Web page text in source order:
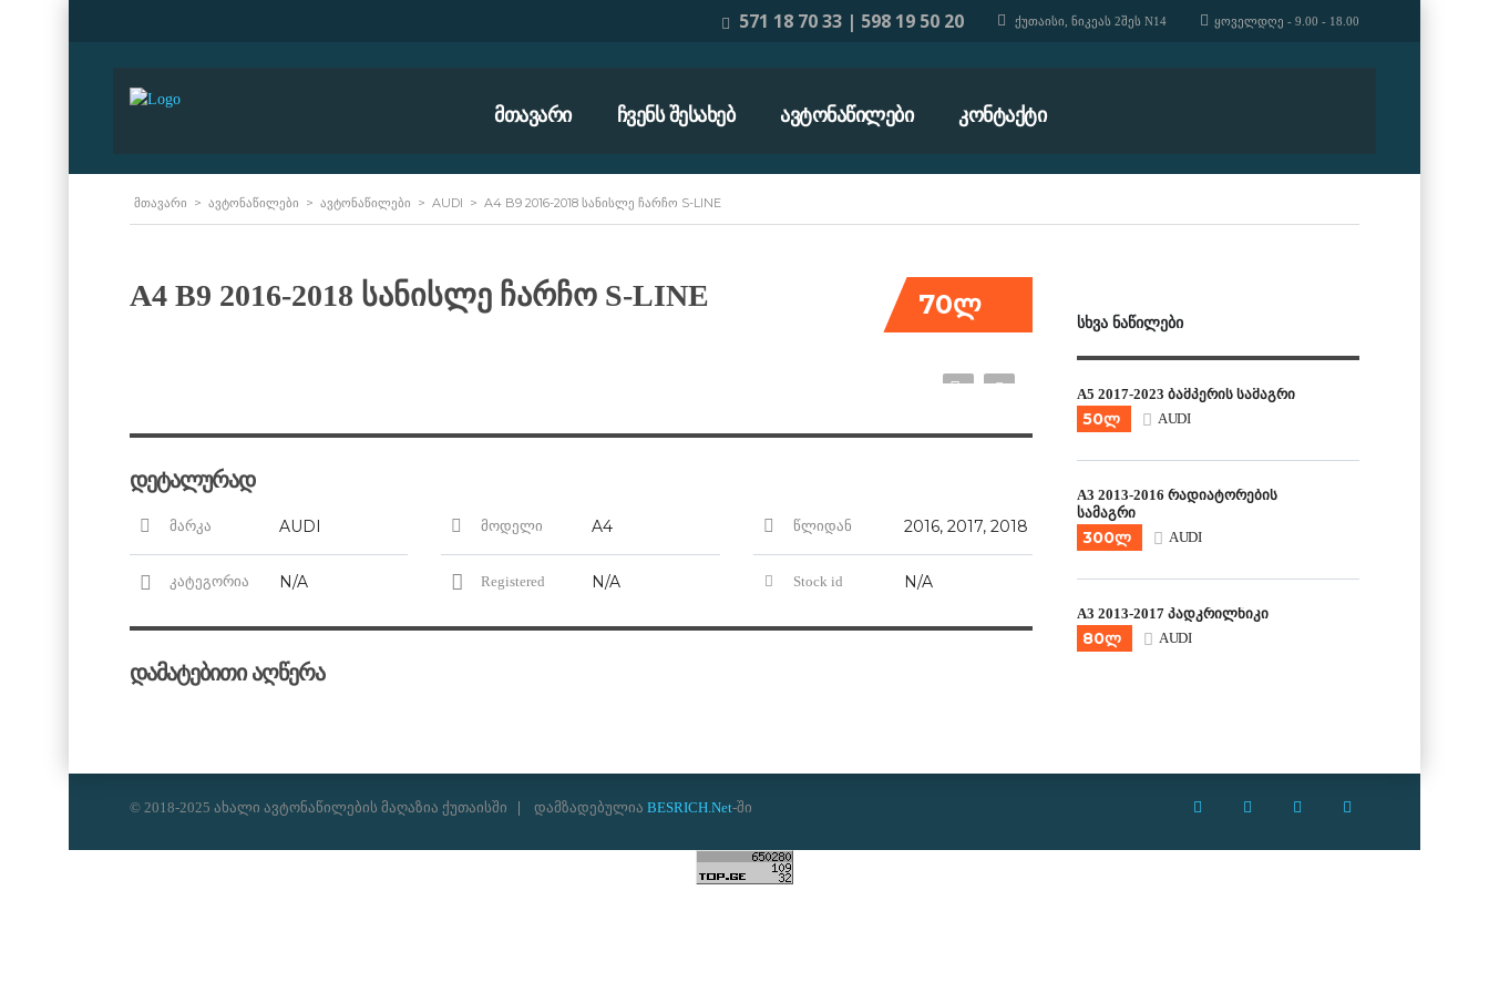
ᲧᲝᲕᲔᲚᲓᲦᲔ - 9.00 - 18.00
ᲥᲣᲗᲐᲘᲡᲘ, ᲜᲘᲙᲔᲐᲡ 2ᲨᲔᲡ N14
571 18 70 33 | 598 19 50 20
ᲛᲗᲐᲕᲐᲠᲘ ᲩᲕᲔᲜᲡ ᲨᲔᲡᲐᲮᲔᲑ ᲐᲕᲢᲝᲜᲐᲬᲘᲚᲔᲑᲘ ᲙᲝᲜᲢᲐᲥᲢᲘ
ᲛᲗᲐᲕᲐᲠᲘ > ᲐᲕᲢᲝᲜᲐᲬᲘᲚᲔᲑᲘ > ᲐᲕᲢᲝᲜᲐᲬᲘᲚᲔᲑᲘ > AUDI > A4 B9 2016-2018 ᲡᲐᲜᲘᲡᲚᲔ ᲩᲐᲠᲩᲝ S-LINE
70ლ
A4 B9 2016-2018 სანისლე ჩარჩო S-LINE
დეტალურად
მარკა AUDI მოდელი A4 წლიდან 2016, 2017, 2018
კატეგორია N/A Registered N/A Stock id N/A
დამატებითი აღწერა
ᲡᲮᲕᲐ ᲜᲐᲬᲘᲚᲔᲑᲘ
A5 2017-2023 ბამპერის სამაგრი
50ლ AUDI
A3 2013-2016 რადიატორების
სამაგრი
300ლ AUDI
A3 2013-2017 პადკრილნიკი
80ლ AUDI
© 2018-2025 ახალი ავტონაწილების მაღაზია ქუთაისში დამზადებულია BESRICH.Net-ში